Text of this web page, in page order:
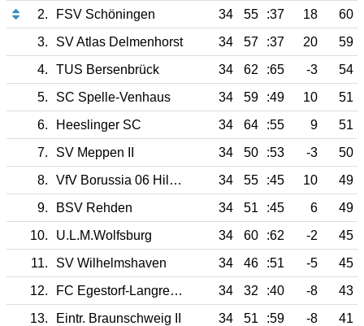
2.
FSV Schöningen 34 55 :37 18
60
3.
SV Atlas Delmenhorst 34 57 :37 20
59
4.
TUS Bersenbrück 34 62 :65 -3
54
5.
SC Spelle-Venhaus 34 59 :49 10
51
6.
Heeslinger SC 34 64 :55 9
51
7.
SV Meppen II 34 50 :53 -3
50
8.
VfV Borussia 06 Hildesheim 34 55 :45 10
49
9.
BSV Rehden 34 51 :45 6
49
10.
U.L.M.Wolfsburg 34 60 :62 -2
45
11.
SV Wilhelmshaven 34 46 :51 -5
45
12.
FC Egestorf-Langreder 34 32 :40 -8
43
13.
Eintr. Braunschweig II 34 51 :59 -8
41